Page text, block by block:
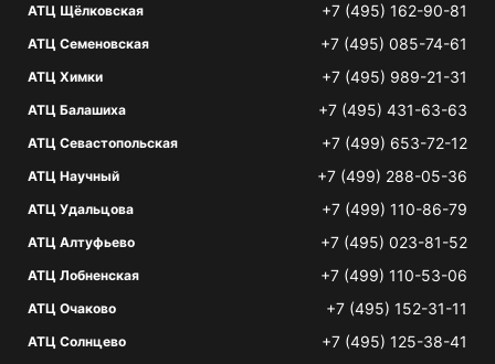
АТЦ Щёлковская +7 (495) 162-90-81
АТЦ Семеновская +7 (495) 085-74-61
АТЦ Химки +7 (495) 989-21-31
АТЦ Балашиха +7 (495) 431-63-63
АТЦ Севастопольская +7 (499) 653-72-12
АТЦ Научный +7 (499) 288-05-36
АТЦ Удальцова +7 (499) 110-86-79
АТЦ Алтуфьево +7 (495) 023-81-52
АТЦ Лобненская +7 (499) 110-53-06
АТЦ Очаково +7 (495) 152-31-11
АТЦ Солнцево +7 (495) 125-38-41